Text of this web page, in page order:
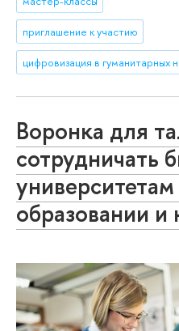
приглашение к участию
цифровизация в гуманитарных
Воронка для
сотрудничать
университетам
образовании и